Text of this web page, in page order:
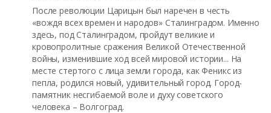
После революции Царицын был наречен в честь
«вождя всех времен и народов» Сталинградом. Именно
здесь, под Сталинградом, пройдут великие и
кровопролитные сражения Великой Отечественной
войны, изменившие ход всей мировой истории... На
месте стертого с лица земли города, как Феникс из
пепла, родился новый, удивительный город. Город-
памятник несгибаемой воле и духу советского
человека – Волгоград.